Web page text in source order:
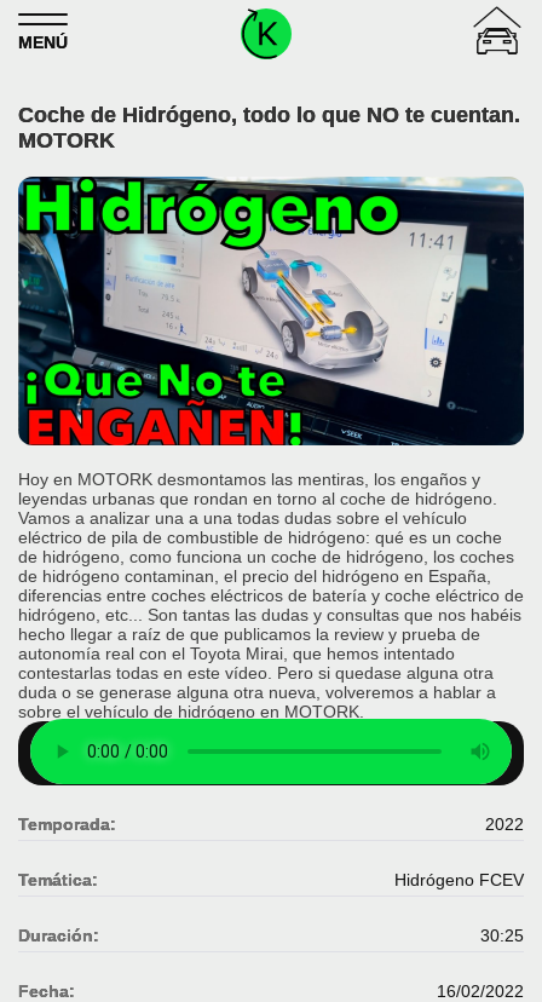
Skip to content
MENÚ
Coche de Hidrógeno, todo lo que NO te cuentan.
MOTORK
Hoy en MOTORK desmontamos las mentiras, los engaños y
leyendas urbanas que rondan en torno al coche de hidrógeno.
Vamos a analizar una a una todas dudas sobre el vehículo
eléctrico de pila de combustible de hidrógeno: qué es un coche
de hidrógeno, como funciona un coche de hidrógeno, los coches
de hidrógeno contaminan, el precio del hidrógeno en España,
diferencias entre coches eléctricos de batería y coche eléctrico de
hidrógeno, etc... Son tantas las dudas y consultas que nos habéis
hecho llegar a raíz de que publicamos la review y prueba de
autonomía real con el Toyota Mirai, que hemos intentado
contestarlas todas en este vídeo. Pero si quedase alguna otra
duda o se generase alguna otra nueva, volveremos a hablar a
sobre el vehículo de hidrógeno en MOTORK.
Temporada: 2022
Temática: Hidrógeno FCEV
Duración: 30:25
Fecha: 16/02/2022